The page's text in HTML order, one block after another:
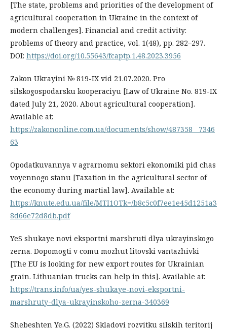
[The state, problems and priorities of the development of
agricultural cooperation in Ukraine in the context of
modern challenges]. Financial and credit activity:
problems of theory and practice, vol. 1(48), pp. 282–297.
DOI: https://doi.org/10.55643/fcaptp.1.48.2023.3956
Zakon Ukrayini № 819-IX vid 21.07.2020. Pro
silskogospodarsku kooperaciyu [Law of Ukraine No. 819-IX
dated July 21, 2020. About agricultural cooperation].
Available at:
https://zakononline.com.ua/documents/show/487358__7346
63
Opodatkuvannya v agrarnomu sektori ekonomiki pid chas
voyennogo stanu [Taxation in the agricultural sector of
the economy during martial law]. Available at:
https://knute.edu.ua/file/MTI1OTk=/b8c5c0f7ee1e45d1251a3
8d66e72d8db.pdf
YeS shukaye novi eksportni marshruti dlya ukrayinskogo
zerna. Dopomogti v comu mozhut litovski vantazhivki
[The EU is looking for new export routes for Ukrainian
grain. Lithuanian trucks can help in this]. Available at:
https://trans.info/ua/yes-shukaye-novi-eksportni-
marshruty-dlya-ukrayinskoho-zerna-340369
Shebeshten Ye.G. (2022) Skladovi rozvitku silskih teritorij